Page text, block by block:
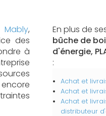
Mably,
des
à
encore
En plus de
bûche de
d'énergie,
:
Achat et
Achat et
Achat et
distributeur